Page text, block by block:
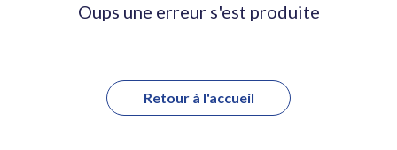
Oups une erreur s'est produite
Retour à l'accueil